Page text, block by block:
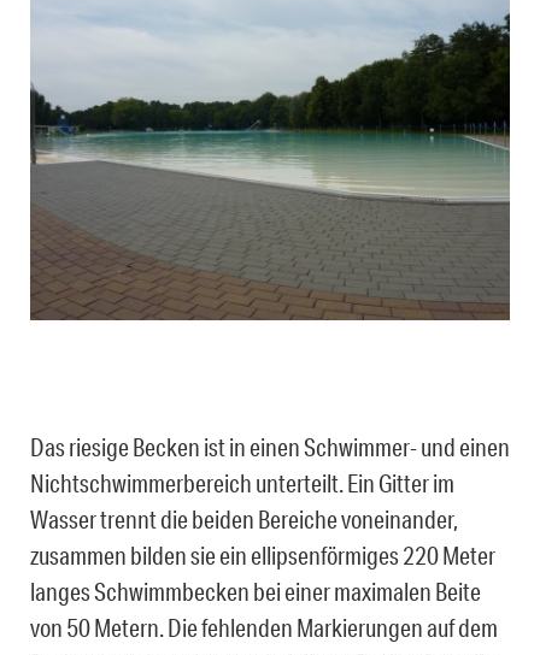
Das riesige Becken ist in einen Schwimmer- und einen
Nichtschwimmerbereich unterteilt. Ein Gitter im
Wasser trennt die beiden Bereiche voneinander,
zusammen bilden sie ein ellipsenförmiges 220 Meter
langes Schwimmbecken bei einer maximalen Beite
von 50 Metern. Die fehlenden Markierungen auf dem